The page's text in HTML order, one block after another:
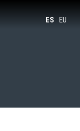
ES EU